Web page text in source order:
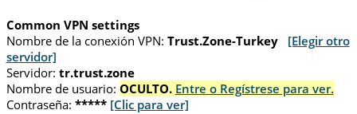
Common VPN settings
Nombre de la conexión VPN: Trust.Zone-Turkey
[Elegir otro
servidor]
Servidor: tr.trust.zone
Nombre de usuario: OCULTO. Entre o Regístrese para ver.
Contraseña: ***** [Clic para ver]